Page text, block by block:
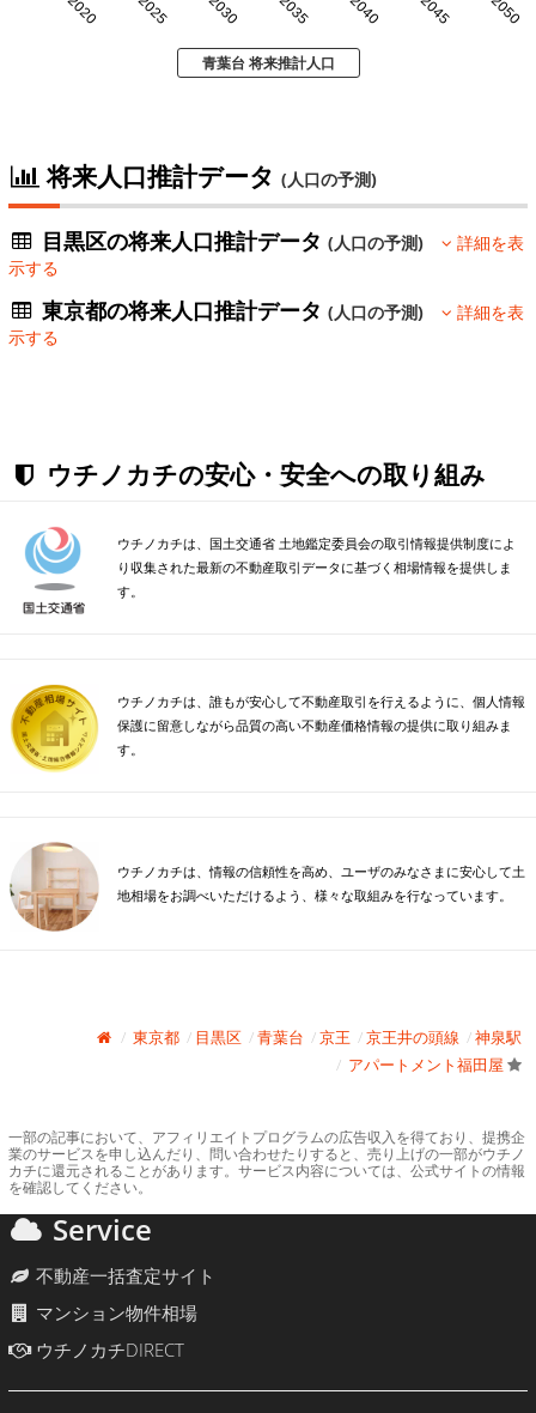
2020 2025 2030 2035 2040 2045 2050
青葉台 将来推計人口
将来人口推計データ (人口の予測)
目黒区の将来人口推計データ(人口の予測)
詳細を表
示する
東京都の将来人口推計データ(人口の予測)
詳細を表
示する
ウチノカチの安心・安全への取り組み
ウチノカチは、国土交通省 土地鑑定委員会の取引情報提供制度によ
り収集された最新の不動産取引データに基づく相場情報を提供しま
す。
ウチノカチは、誰もが安心して不動産取引を行えるように、個人情報
保護に留意しながら品質の高い不動産価格情報の提供に取り組みま
す。
ウチノカチは、情報の信頼性を高め、ユーザのみなさまに安心して土
地相場をお調べいただけるよう、様々な取組みを行なっています。
東京都 目黒区 青葉台 京王 京王井の頭線
神泉駅
アパートメント福田屋
一部の記事において、アフィリエイトプログラムの広告収入を得ており、提携企
業のサービスを申し込んだり、問い合わせたりすると、売り上げの一部がウチノ
カチに還元されることがあります。サービス内容については、公式サイトの情報
を確認してください。
Service
不動産一括査定サイト
マンション物件相場
ウチノカチDIRECT